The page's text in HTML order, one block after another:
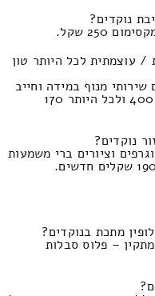
נוקדים?
עוצמתית לכל היותר טון
מנוף במידה וחייב
העברת כספת כבדת גוף המחירון הינו 400 ולכל היותר 170
נוקדים?
וציורים ברי משמעות
מתכת בנוקדים?
– פלוס סבלות